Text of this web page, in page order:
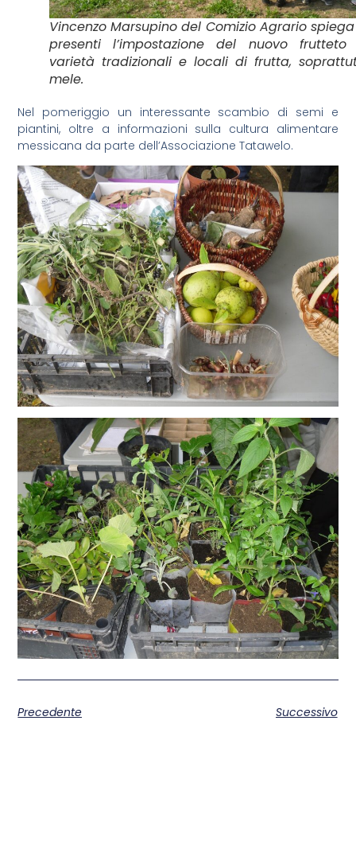
Vincenzo Marsupino del Comizio Agrario
presenti l’impostazione del nuovo frutteto
varietà tradizionali e locali di frutta,
mele.
Nel pomeriggio un interessante scambio di semi e
piantini, oltre a informazioni sulla cultura alimentare
messicana da parte dell’Associazione Tatawelo.
Precedente Successivo